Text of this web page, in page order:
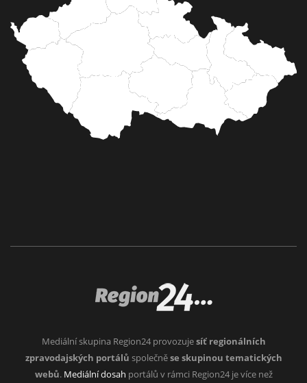
Mediální skupina Region24 provozujesíť regionálních
zpravodajských portálů společněse skupinou tematických
webů. Mediální dosah portálů v rámci Region24 je více než